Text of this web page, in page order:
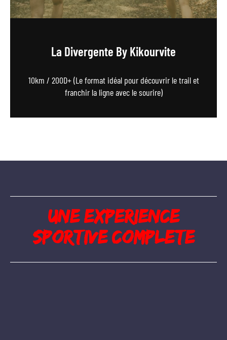
La Divergente By Kikourvite
10km / 200D+ (Le format idéal pour découvrir le trail et
franchir la ligne avec le sourire)
Une experience
sportive complete